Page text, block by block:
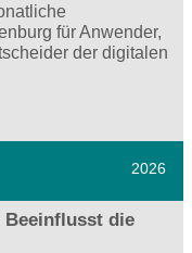
für Anwender,
der digitalen
2026
Beeinflusst die